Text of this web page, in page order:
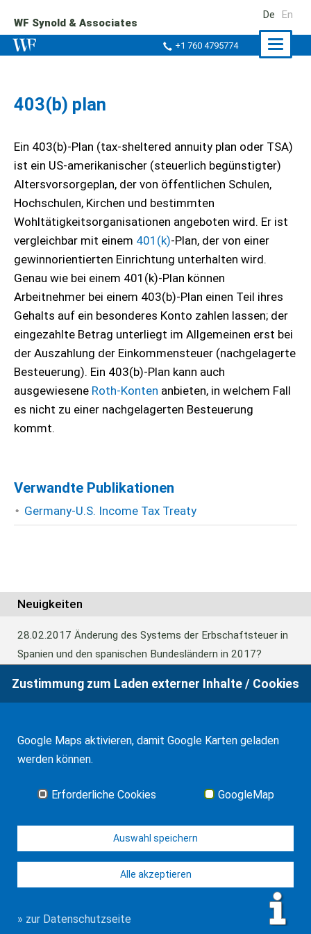
WF Synold & Associates
+1 760 4795774
De En
403(b) plan
Ein 403(b)-Plan (tax-sheltered annuity plan oder TSA)
ist ein US-amerikanischer (steuerlich begünstigter)
Altersvorsorgeplan, der von öffentlichen Schulen,
Hochschulen, Kirchen und bestimmten
Wohltätigkeitsorganisationen angeboten wird. Er ist
vergleichbar mit einem 401(k)-Plan, der von einer
gewinnorientierten Einrichtung unterhalten wird.
Genau wie bei einem 401(k)-Plan können
Arbeitnehmer bei einem 403(b)-Plan einen Teil ihres
Gehalts auf ein besonderes Konto zahlen lassen; der
eingezahlte Betrag unterliegt im Allgemeinen erst bei
der Auszahlung der Einkommensteuer (nachgelagerte
Besteuerung). Ein 403(b)-Plan kann auch
ausgewiesene Roth-Konten anbieten, in welchem Fall
es nicht zu einer nachgelagerten Besteuerung
kommt.
Verwandte Publikationen
Germany-U.S. Income Tax Treaty
Neuigkeiten
28.02.2017 Änderung des Systems der Erbschaftsteuer in
Spanien und den spanischen Bundesländern in 2017?
24.06.2016Europäisches Güterrecht verabschiedet
01.01.2016
Erbschaftsteuer und Schenkungssteuer der
© WF Synold & Associates 2026
Zustimmung zum Laden externer Inhalte / Cookies
Google Maps aktivieren, damit Google Karten geladen
werden können.
Erforderliche Cookies GoogleMap
Auswahl speichern
Alle akzeptieren
» zur Datenschutzseite